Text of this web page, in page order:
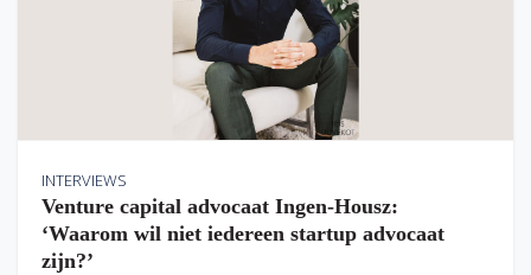
INTERVIEWS
Venture capital advocaat Ingen-Housz:
‘Waarom wil niet iedereen startup advocaat
zijn?’